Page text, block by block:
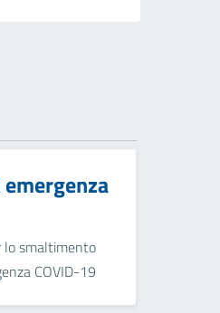
lo smaltimento
COVID-19